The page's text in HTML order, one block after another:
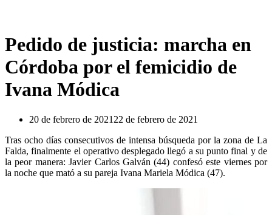
Pedido de justicia: marcha en
Córdoba por el femicidio de
Ivana Módica
20 de febrero de 2021 22 de febrero de 2021
Tras ocho días consecutivos de intensa búsqueda por la zona de La
Falda, finalmente el operativo desplegado llegó a su punto final y de
la peor manera: Javier Carlos Galván (44) confesó este viernes por
la noche que mató a su pareja Ivana Mariela Módica (47).